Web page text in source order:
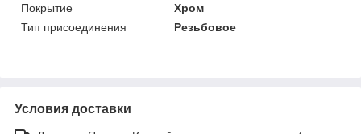
Покрытие
Хром
Тип присоединения
Резьбовое
Условия доставки